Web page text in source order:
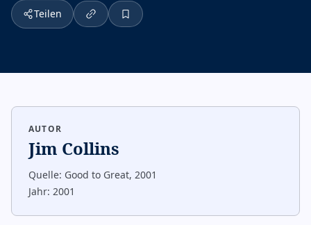
Teilen
AUTOR
Jim Collins
Quelle: Good to Great, 2001
Jahr: 2001